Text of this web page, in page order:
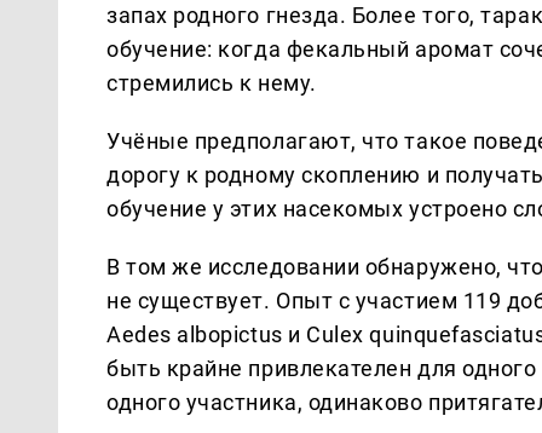
запах родного гнезда. Более того,
обучение: когда фекальный аромат
стремились к нему.
Учёные предполагают, что такое
дорогу к родному скоплению и
обучение у этих насекомых устроено
В том же исследовании обнаружено,
не существует. Опыт с участием 119
Aedes albopictus и Culex
быть крайне привлекателен для
одного участника, одинаково